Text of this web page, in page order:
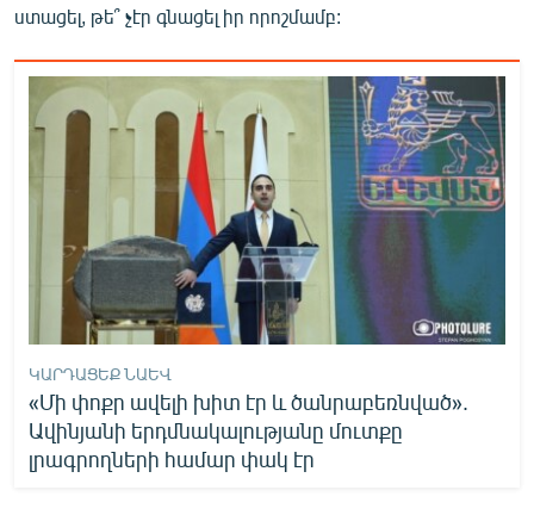
«Ազատության» բոլոր կայքերը
ստացել, թե՞ չէր գնացել իր որոշմամբ:
ԿԱՐԴԱՑԵՔ ՆԱԵՎ
«Մի փոքր ավելի խիտ էր և ծանրաբեռնված».
Ավինյանի երդմնակալությանը մուտքը
լրագրողների համար փակ էր